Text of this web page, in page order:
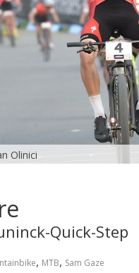
Olinici
Quick-Step
, MTB, Sam Gaze